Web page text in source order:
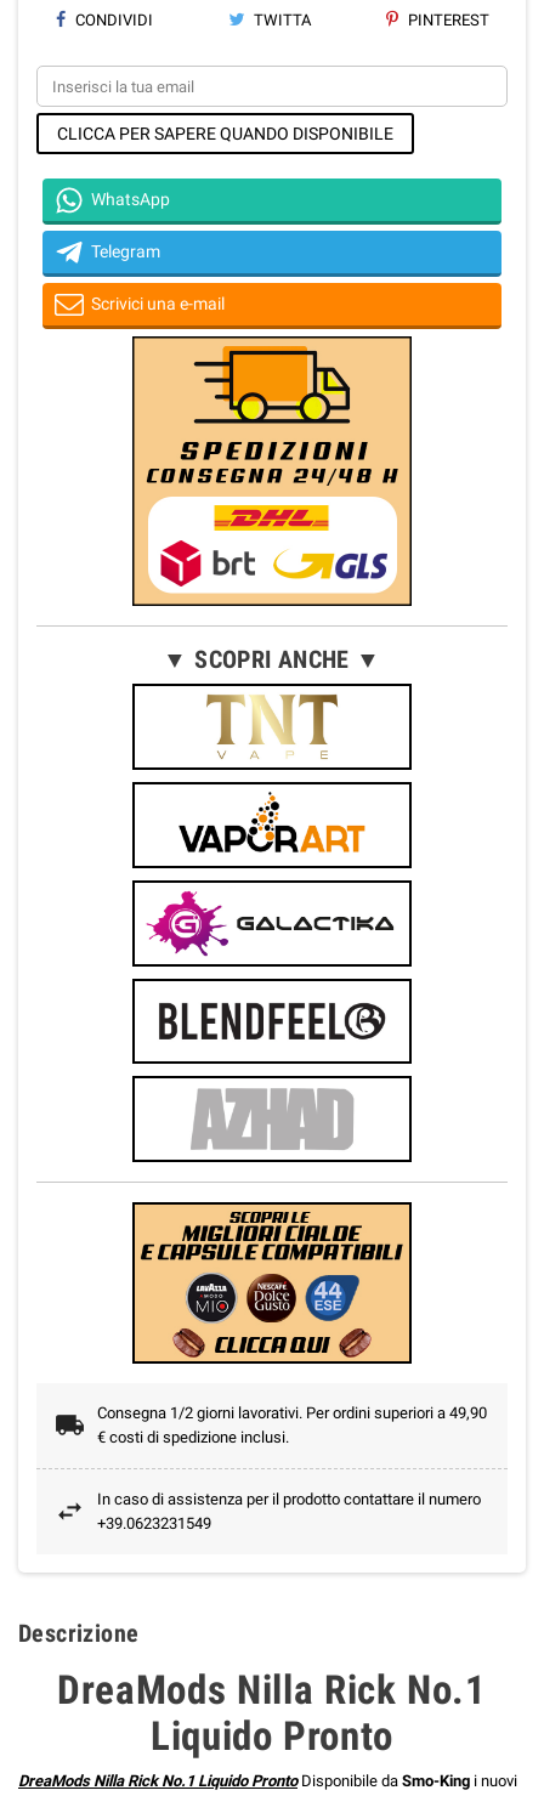
CONDIVIDI TWITTA PINTEREST
CLICCA PER SAPERE QUANDO DISPONIBILE
WhatsApp
Telegram
Scrivici una e-mail
▼ SCOPRI ANCHE ▼
Consegna 1/2 giorni lavorativi. Per ordini superiori a 49,90
€ costi di spedizione inclusi.
In caso di assistenza per il prodotto contattare il numero
+39.0623231549
Descrizione
DreaMods Nilla Rick No.1
Liquido Pronto
DreaMods Nilla Rick No.1 Liquido ProntoDisponibile da Smo-King i nuovi